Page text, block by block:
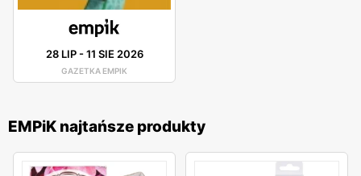
28 LIP-11 SIE 2026
GAZETKA EMPIK
EMPiK najtańsze produkty